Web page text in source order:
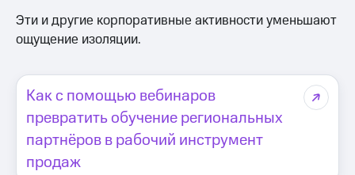
Эти и другие корпоративные активности уменьшают
ощущение изоляции.
Как с помощью вебинаров
превратить обучение региональных
партнёров в рабочий инструмент
продаж